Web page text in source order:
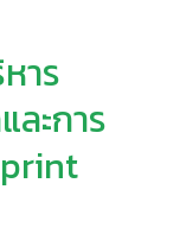
าร
ละการ